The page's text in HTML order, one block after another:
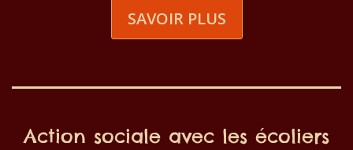
SAVOIR PLUS
Action sociale avec les écoliers